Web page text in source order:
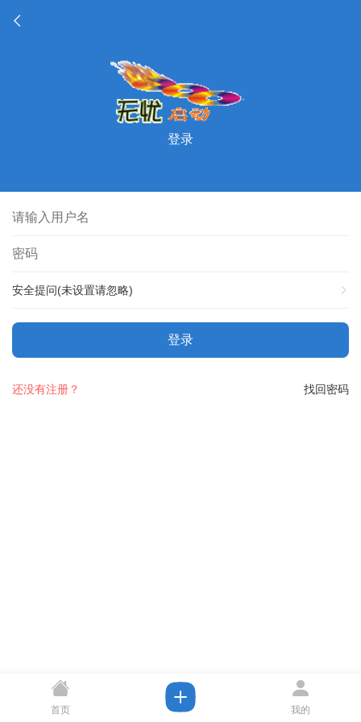
登录
安全提问(未设置请忽略)
登录
找回密码
还没有注册？
首页 我的